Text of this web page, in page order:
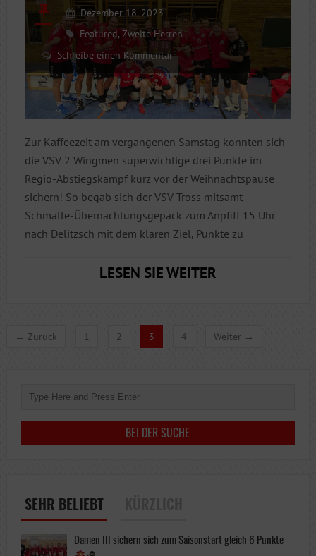
Dezember 18, 2023
Featured,Zweite Herren
Schreibe einen Kommentar
Zur Kaffeezeit am vergangenen Samstag konnten sich
die VSV 2 Wingmen superwichtige drei Punkte im
Regio-Abstiegskampf kurz vor der Weihnachtspause
sichern! So begab sich der VSV-Tross mitsamt
Schmalle-Übernachtungsgepäck zum Anpfiff 15 Uhr
nach Delitzsch mit dem klaren Ziel, Punkte zu
LESEN SIE WEITERVORZEITIGES
← Zurück 1 2 3 4 Weiter →
SEHR BELIEBT
Damen III sichern sich zum Saisonstart gleich 6 Punkte